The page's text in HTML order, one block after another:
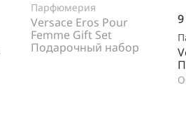
Парфюмерия
Versace Eros Pour
Femme Gift Set
Подарочный набор